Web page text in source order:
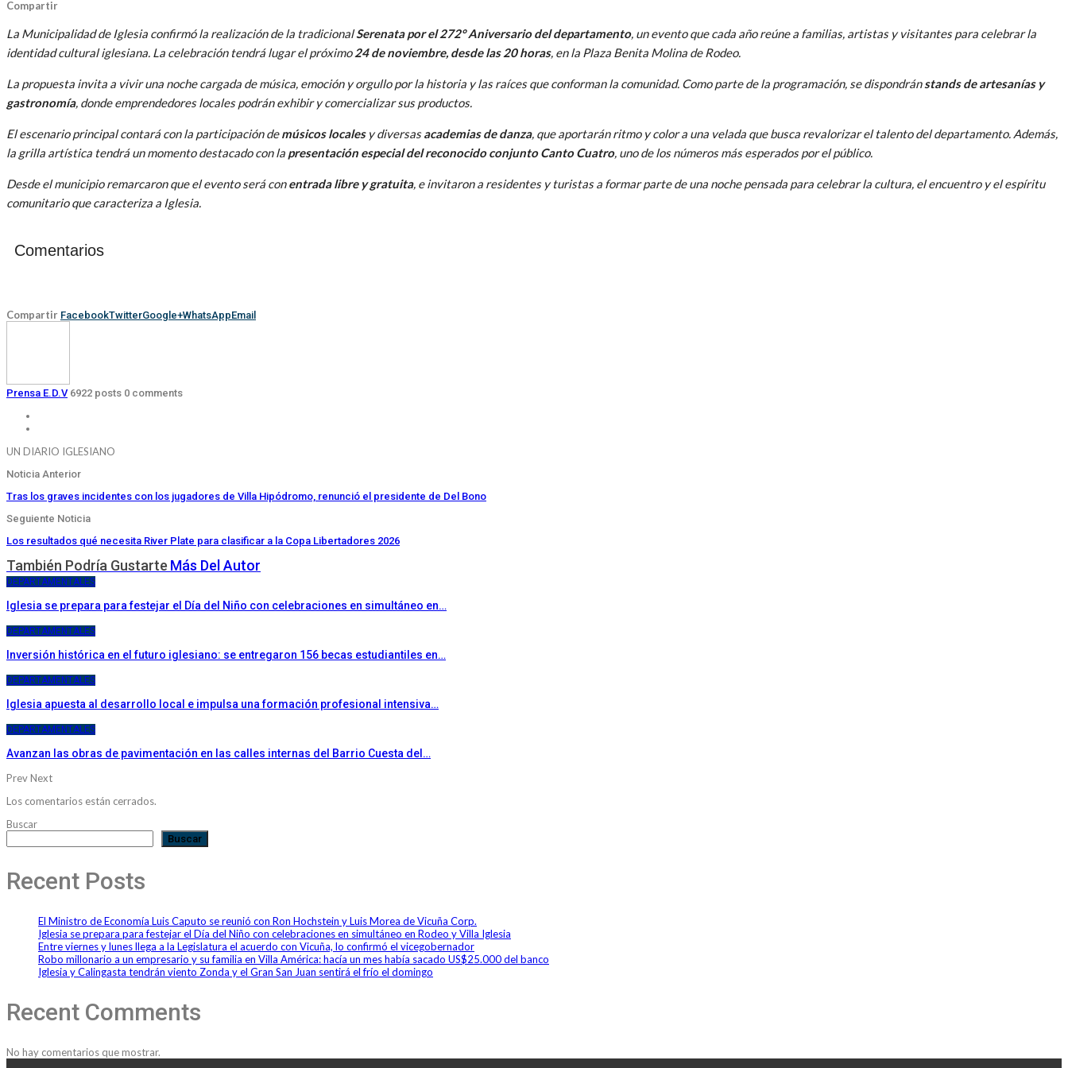
Compartir
La Municipalidad de Iglesia confirmó la realización de la tradicionalSerenata por el 272° Aniversario del departamento, un evento que cada año reúne a familias, artistas y visitantes para celebrar la
identidad cultural iglesiana. La celebración tendrá lugar el próximo24 de noviembre, desde las 20 horas, en la Plaza Benita Molina de Rodeo.
La propuesta invita a vivir una noche cargada de música, emoción y orgullo por la historia y las raíces que conforman la comunidad. Como parte de la programación, se dispondránstands de artesanías y
gastronomía, donde emprendedores locales podrán exhibir y comercializar sus productos.
El escenario principal contará con la participación demúsicos localesy diversasacademias de danza, que aportarán ritmo y color a una velada que busca revalorizar el talento del departamento. Además,
la grilla artística tendrá un momento destacado con la presentación especial del reconocido conjunto Canto Cuatro, uno de los números más esperados por el público.
Desde el municipio remarcaron que el evento será conentrada libre y gratuita, e invitaron a residentes y turistas a formar parte de una noche pensada para celebrar la cultura, el encuentro y el espíritu
comunitario que caracteriza a Iglesia.
Comentarios
Compartir FacebookTwitterGoogle+WhatsAppEmail
Prensa E.D.V 6922 posts 0 comments
UN DIARIO IGLESIANO
Noticia Anterior
Tras los graves incidentes con los jugadores de Villa Hipódromo, renunció el presidente de Del Bono
Seguiente Noticia
Los resultados qué necesita River Plate para clasificar a la Copa Libertadores 2026
También Podría Gustarte Más Del Autor
DEPARTAMENTALES
Iglesia se prepara para festejar el Día del Niño con celebraciones en simultáneo en…
DEPARTAMENTALES
Inversión histórica en el futuro iglesiano: se entregaron 156 becas estudiantiles en…
DEPARTAMENTALES
Iglesia apuesta al desarrollo local e impulsa una formación profesional intensiva…
DEPARTAMENTALES
Avanzan las obras de pavimentación en las calles internas del Barrio Cuesta del…
PrevNext
Los comentarios están cerrados.
Buscar
Buscar
Recent Posts
El Ministro de Economía Luis Caputo se reunió con Ron Hochstein y Luis Morea de Vicuña Corp.
Iglesia se prepara para festejar el Día del Niño con celebraciones en simultáneo en Rodeo y Villa Iglesia
Entre viernes y lunes llega a la Legislatura el acuerdo con Vicuña, lo confirmó el vicegobernador
Robo millonario a un empresario y su familia en Villa América: hacía un mes había sacado US$25.000 del banco
Iglesia y Calingasta tendrán viento Zonda y el Gran San Juan sentirá el frío el domingo
Recent Comments
No hay comentarios que mostrar.